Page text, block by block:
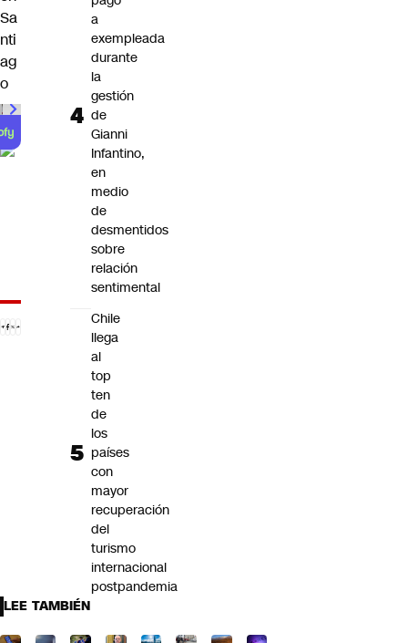
Sa
nti
ag
o
a
exempleada
durante
la
gestión
de
Gianni
Infantino,
en
medio
de
desmentidos
sobre
relación
sentimental
Chile
llega
al
top
ten
de
los
países
con
mayor
recuperación
del
turismo
internacional
postpandemia
LEE TAMBIÉN